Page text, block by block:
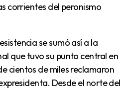
corrientes del peronismo
que tuvo su punto central en
cientos de miles reclamaron
Desde el norte del